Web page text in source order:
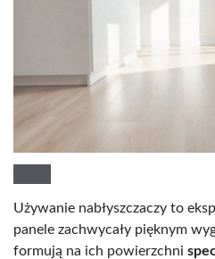
Używanie nabłyszczaczy to
panele zachwycały pięknym
formują na ich powierzchni